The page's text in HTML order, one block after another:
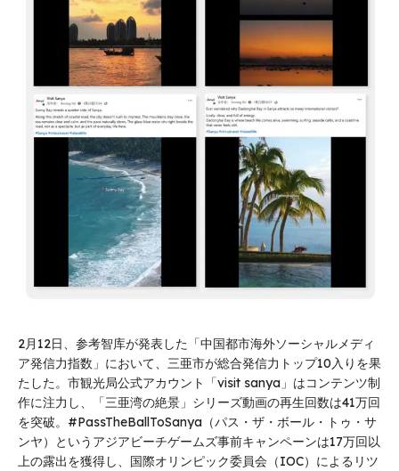
2月12日、参考智库が発表した「中国都市海外ソーシャルメディ
ア発信力指数」において、三亜市が総合発信力トップ10入りを果
たした。市観光局公式アカウント「visit sanya」はコンテンツ制
作に注力し、「三亜湾の絶景」シリーズ動画の再生回数は41万回
を突破。#PassTheBallToSanya（パス・ザ・ボール・トゥ・サ
ンヤ）というアジアビーチゲームズ事前キャンペーンは17万回以
上の露出を獲得し、国際オリンピック委員会（IOC）によるリツ